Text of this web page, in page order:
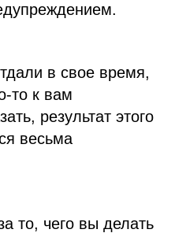
в свое время,
то к вам
результат этого
весьма
то, чего вы делать